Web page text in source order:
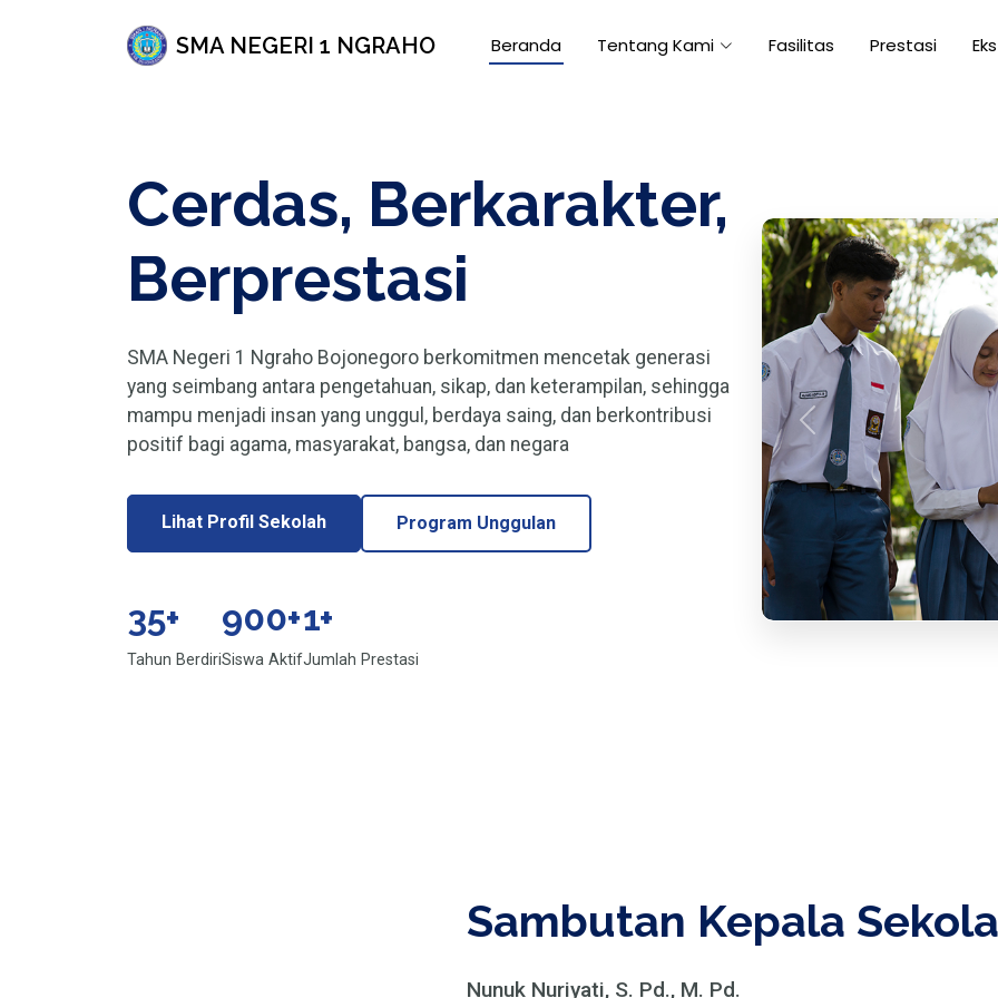
SMA NEGERI 1 NGRAHO Beranda Tentang Kami Fasilitas Prestasi
Cerdas, Berkarakter,
Berprestasi
SMA Negeri 1 Ngraho Bojonegoro berkomitmen mencetak generasi
yang seimbang antara pengetahuan, sikap, dan keterampilan, sehingga
mampu menjadi insan yang unggul, berdaya saing, dan berkontribusi
positif bagi agama, masyarakat, bangsa, dan negara
Lihat Profil Sekolah Program Unggulan
35+
Tahun Berdiri
900+
Siswa Aktif
1+
Jumlah Prestasi
Previous
Sambutan Kepala
Nunuk Nuriyati, S. Pd., M. Pd.